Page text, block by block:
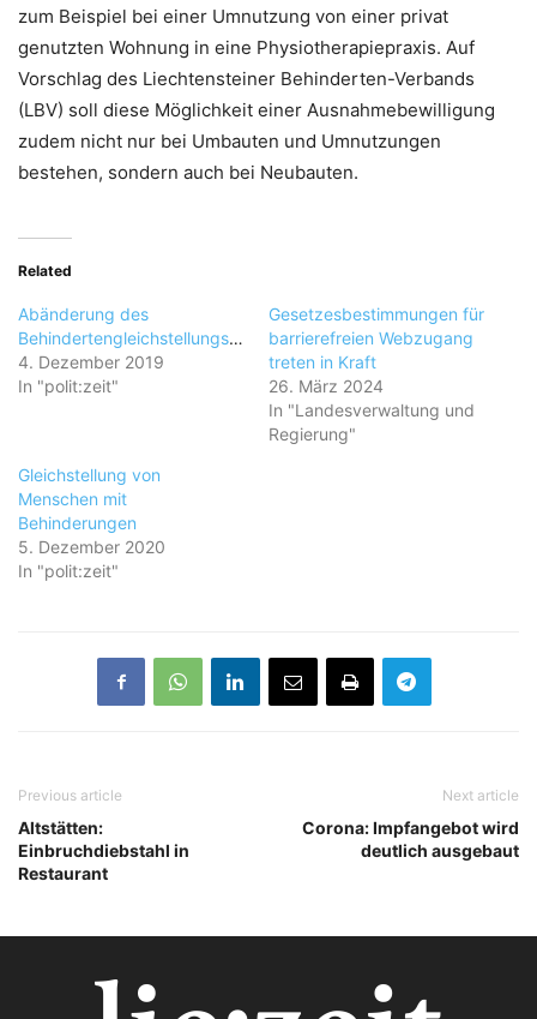
zum Beispiel bei einer Umnutzung von einer privat
genutzten Wohnung in eine Physiotherapiepraxis. Auf
Vorschlag des Liechtensteiner Behinderten-Verbands
(LBV) soll diese Möglichkeit einer Ausnahmebewilligung
zudem nicht nur bei Umbauten und Umnutzungen
bestehen, sondern auch bei Neubauten.
Related
Abänderung des
Behindertengleichstellungsgesetzes
4. Dezember 2019
In "polit:zeit"
Gesetzesbestimmungen für
barrierefreien Webzugang
treten in Kraft
26. März 2024
In "Landesverwaltung und
Regierung"
Gleichstellung von
Menschen mit
Behinderungen
5. Dezember 2020
In "polit:zeit"
Previous article
Altstätten:
Einbruchdiebstahl in
Restaurant
Next article
Corona: Impfangebot wird
deutlich ausgebaut